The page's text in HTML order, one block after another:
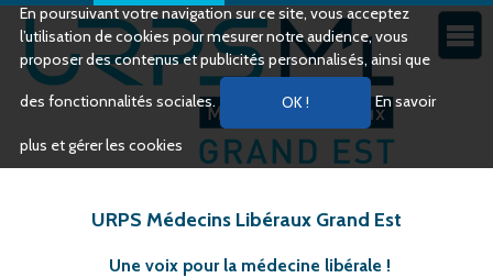
En poursuivant votre navigation sur ce site, vous acceptez
l’utilisation de cookies pour mesurer notre audience, vous
proposer des contenus et publicités personnalisés, ainsi que
des fonctionnalités sociales. En savoir
plus et gérer les cookies
URPS Médecins Libéraux Grand Est
Une voix pour la médecine libérale !